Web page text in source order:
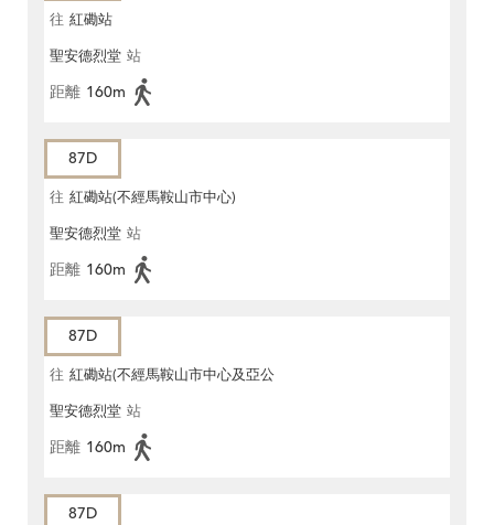
往 紅磡站
聖安德烈堂 站
距離 160m
87D
往 紅磡站(不經馬鞍山市中心)
聖安德烈堂 站
距離 160m
87D
往 紅磡站(不經馬鞍山市中心及亞公
角街)
聖安德烈堂 站
距離 160m
87D